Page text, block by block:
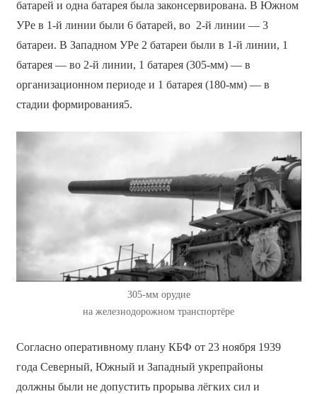
батарей и одна батарея была законсервирована. В Южном
УРе в 1-й линии были 6 батарей, во 2-й линии — 3
батареи. В Западном УРе 2 батареи были в 1-й линии, 1
батарея — во 2-й линии, 1 батарея (305-мм) — в
организационном периоде и 1 батарея (180-мм) — в
стадии формирования5.
305-мм орудие
на железнодорожном транспортёре
Согласно оперативному плану КБФ от 23 ноября 1939
года Северный, Южный и Западный укрепрайоны
должны были не допустить прорыва лёгких сил и